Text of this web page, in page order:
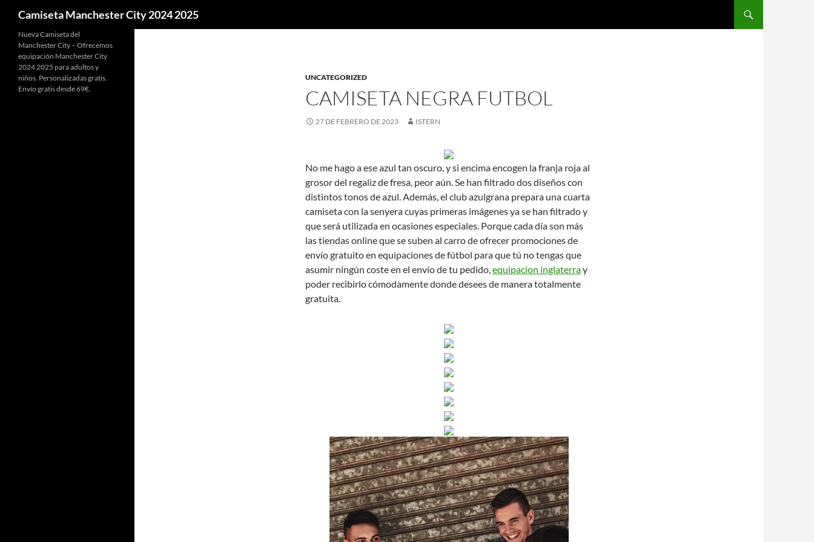
Camiseta Manchester City 2024 2025
UNCATEGORIZED
CAMISETA NEGRA FUTBOL
27 DE FEBRERO DE 2023 ISTERN
No me hago a ese azul tan oscuro, y si encima encogen la franja roja al
grosor del regaliz de fresa, peor aún. Se han filtrado dos diseños con
distintos tonos de azul. Además, el club azulgrana prepara una cuarta
camiseta con la senyera cuyas primeras imágenes ya se han filtrado y
que será utilizada en ocasiones especiales. Porque cada día son más
las tiendas online que se suben al carro de ofrecer promociones de
envío gratuito en equipaciones de fútbol para que tú no tengas que
asumir ningún coste en el envío de tu pedido,equipacion inglaterray
poder recibirlo cómodamente donde desees de manera totalmente
gratuita.
Nueva Camiseta del
Manchester City – Ofrecemos
equipación Manchester City
2024 2025 para adultos y
niños. Personalizadas gratis.
Envío gratis desde 69€.